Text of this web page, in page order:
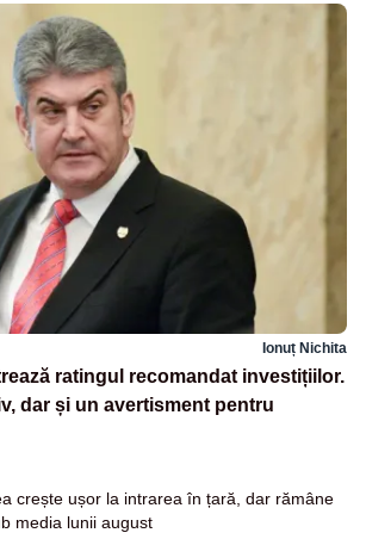
Ionuț Nichita
ratingul recomandat investițiilor.
dar și un avertisment pentru
crește ușor la intrarea în țară, dar rămâne
media lunii august